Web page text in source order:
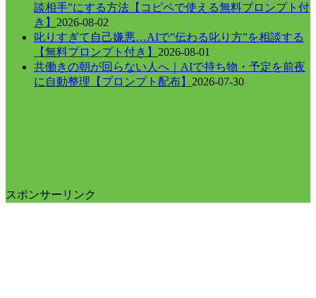
談相手”にする方法【コピペで使える無料プロンプト付
き】 2026-08-02
叱りすぎて自己嫌悪…AIで”伝わる叱り方”を相談する
【無料プロンプト付き】 2026-08-01
共働きの朝が回らない人へ｜AIで持ち物・予定を前夜
に自動整理【プロンプト配布】 2026-07-30
スポンサーリンク